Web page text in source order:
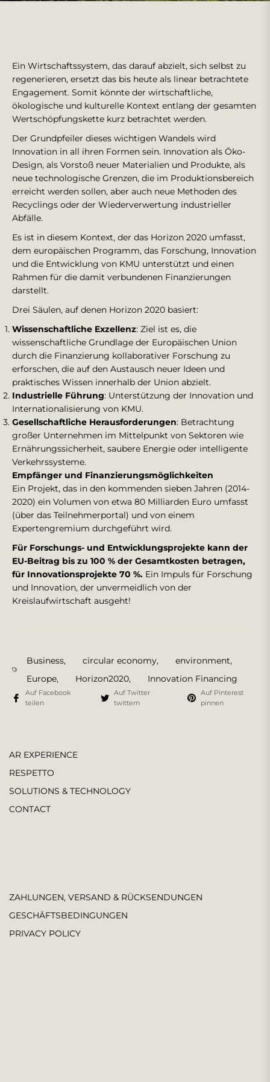
Ein Wirtschaftssystem, das darauf abzielt, sich selbst zu
regenerieren, ersetzt das bis heute als linear betrachtete
Engagement. Somit könnte der wirtschaftliche,
ökologische und kulturelle Kontext entlang der gesamten
Wertschöpfungskette kurz betrachtet werden.
Der Grundpfeiler dieses wichtigen Wandels wird
Innovation in all ihren Formen sein. Innovation als Öko-
Design, als Vorstoß neuer Materialien und Produkte, als
neue technologische Grenzen, die im Produktionsbereich
erreicht werden sollen, aber auch neue Methoden des
Recyclings oder der Wiederverwertung industrieller
Abfälle.
Es ist in diesem Kontext, der das Horizon 2020 umfasst,
dem europäischen Programm, das Forschung, Innovation
und die Entwicklung von KMU unterstützt und einen
Rahmen für die damit verbundenen Finanzierungen
darstellt.
Drei Säulen, auf denen Horizon 2020 basiert:
Wissenschaftliche Exzellenz: Ziel ist es, die
wissenschaftliche Grundlage der Europäischen Union
durch die Finanzierung kollaborativer Forschung zu
erforschen, die auf den Austausch neuer Ideen und
praktisches Wissen innerhalb der Union abzielt.
Industrielle Führung: Unterstützung der Innovation und
Internationalisierung von KMU.
Gesellschaftliche Herausforderungen: Betrachtung
großer Unternehmen im Mittelpunkt von Sektoren wie
Ernährungssicherheit, saubere Energie oder intelligente
Verkehrssysteme.
Empfänger und Finanzierungsmöglichkeiten
Ein Projekt, das in den kommenden sieben Jahren (2014-
2020) ein Volumen von etwa 80 Milliarden Euro umfasst
(über das Teilnehmerportal) und von einem
Expertengremium durchgeführt wird.
Für Forschungs- und Entwicklungsprojekte kann der
EU-Beitrag bis zu 100 % der Gesamtkosten betragen,
für Innovationsprojekte 70 %. Ein Impuls für Forschung
und Innovation, der unvermeidlich von der
Kreislaufwirtschaft ausgeht!
Business, circular economy, environment,
Europe, Horizon2020, Innovation Financing
Auf Facebook
teilen
Auf Twitter
twittern
Auf Pinterest
pinnen
AR EXPERIENCE
RESPETTO
SOLUTIONS & TECHNOLOGY
CONTACT
ZAHLUNGEN, VERSAND & RÜCKSENDUNGEN
GESCHÄFTSBEDINGUNGEN
PRIVACY POLICY